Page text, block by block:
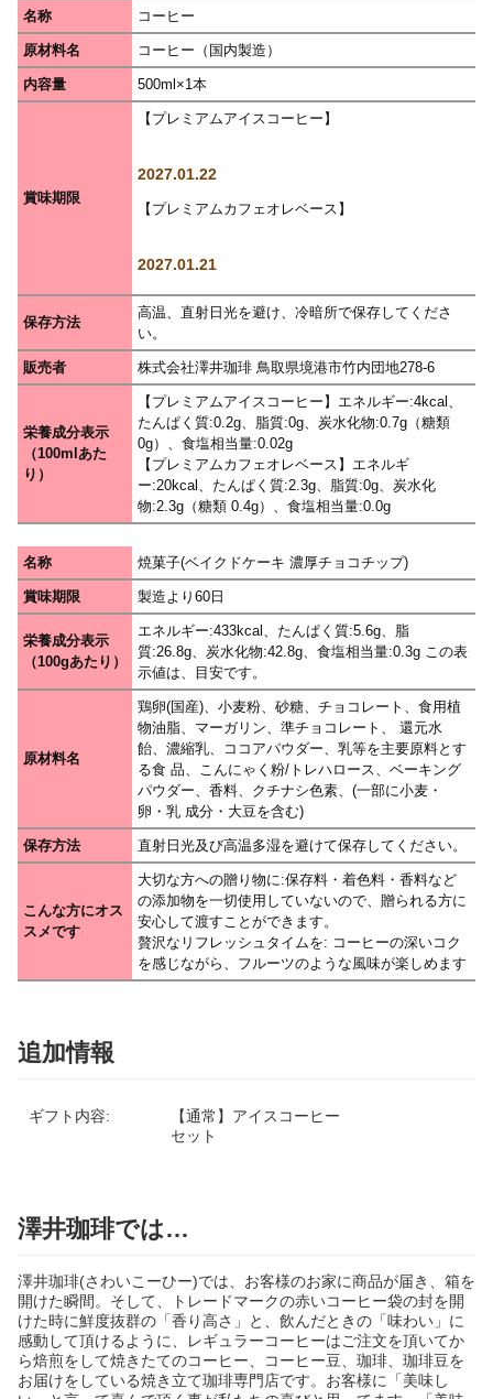
名称 コーヒー
原材料名 コーヒー（国内製造）
内容量 500ml×1本
賞味期限
【プレミアムアイスコーヒー】
【プレミアムカフェオレベース】
保存方法
高温、直射日光を避け、冷暗所で保存してくださ
い。
販売者 株式会社澤井珈琲 鳥取県境港市竹内団地278-6
栄養成分表示
（100mlあた
り）
【プレミアムアイスコーヒー】エネルギー:4kcal、
たんぱく質:0.2g、脂質:0g、炭水化物:0.7g（糖類
0g）、食塩相当量:0.02g
【プレミアムカフェオレベース】エネルギ
ー:20kcal、たんぱく質:2.3g、脂質:0g、炭水化
物:2.3g（糖類 0.4g）、食塩相当量:0.0g
名称 焼菓子(ベイクドケーキ 濃厚チョコチップ)
賞味期限 製造より60日
栄養成分表示
（100gあたり）
エネルギー:433kcal、たんぱく質:5.6g、脂
質:26.8g、炭水化物:42.8g、食塩相当量:0.3g この表
示値は、目安です。
原材料名
鶏卵(国産)、小麦粉、砂糖、チョコレート、食用植
物油脂、マーガリン、準チョコレート、 還元水
飴、濃縮乳、ココアパウダー、乳等を主要原料とす
る食 品、こんにゃく粉/トレハロース、ベーキング
パウダー、香料、クチナシ色素、(一部に小麦・
卵・乳 成分・大豆を含む)
保存方法 直射日光及び高温多湿を避けて保存してください。
こんな方にオス
スメです
大切な方への贈り物に:保存料・着色料・香料など
の添加物を一切使用していないので、贈られる方に
安心して渡すことができます。
贅沢なリフレッシュタイムを: コーヒーの深いコク
を感じながら、フルーツのような風味が楽しめます
追加情報
ギフト内容:
【通常】アイスコーヒー
セット
澤井珈琲では…
澤井珈琲(さわいこーひー)では、お客様のお家に商品が届き、箱を
開けた瞬間。そして、トレードマークの赤いコーヒー袋の封を開
けた時に鮮度抜群の「香り高さ」と、飲んだときの「味わい」に
感動して頂けるように、レギュラーコーヒーはご注文を頂いてか
ら焙煎をして焼きたてのコーヒー、コーヒー豆、珈琲、珈琲豆を
お届けをしている焼き立て珈琲専門店です。お客様に「美味し